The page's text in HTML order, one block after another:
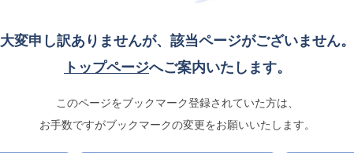
大変申し訳ありませんが、該当ページがございません。
トップページへご案内いたします。
このページをブックマーク登録されていた方は、
お手数ですがブックマークの変更をお願いいたします。